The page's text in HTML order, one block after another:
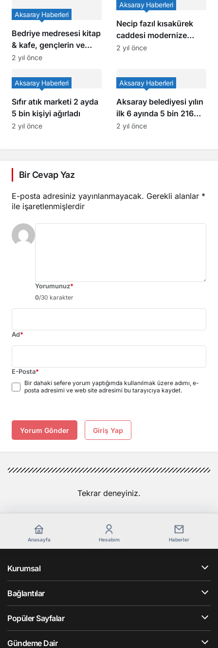
Bedriye medresesi kitap
& kafe, gençlerin ve
kitap severlerin yeni
Aksaray Haberleri
2 yıl önce
Necip fazıl kısakürek
caddesi modernize
ediliyor aksarayın
Aksaray Haberleri
2 yıl önce
Sıfır atık marketi 2 ayda
5 bin kişiyi ağırladı
Aksaray Haberleri
2 yıl önce
Aksaray belediyesi yılın
ilk 6 ayında 5 bin 216
hastanın gönlüne
Aksaray Haberleri
2 yıl önce
Bir Cevap Yaz
E-posta adresiniz yayınlanmayacak. Gerekli alanlar *
ile işaretlenmişlerdir
Yorumunuz*
0/30 karakter
Ad*
E-Posta*
Bir dahaki sefere yorum yaptığımda kullanılmak üzere adımı, e-
posta adresimi ve web site adresimi bu tarayıcıya kaydet.
Yorum Gönder Giriş Yap
Tekrar deneyiniz.
Anasayfa Hesabım Haberler
Kurumsal
Bağlantılar
Popüler Sayfalar
Gündeme Dair